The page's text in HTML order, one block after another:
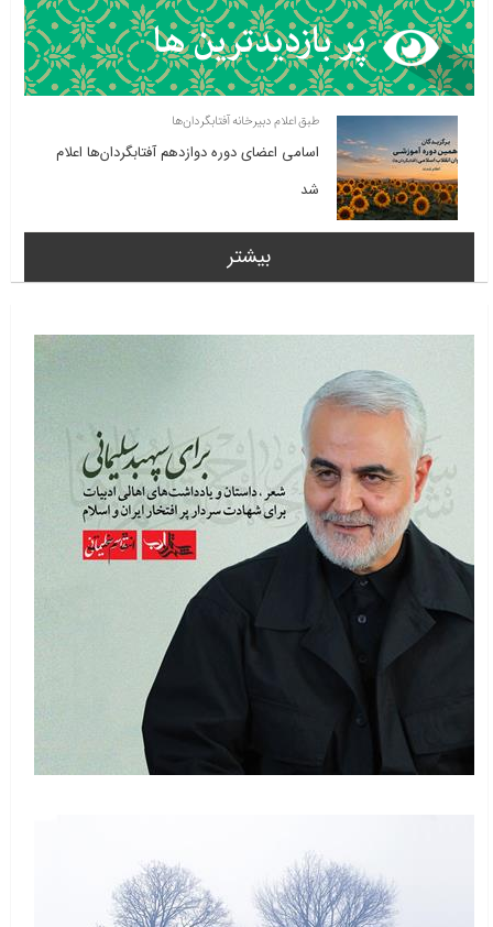
طبق اعلام دبیرخانه آفتابگردان‌ها
اسامی اعضای دوره دوازدهم آفتابگردان‌ها اعلام
شد
بیشتر